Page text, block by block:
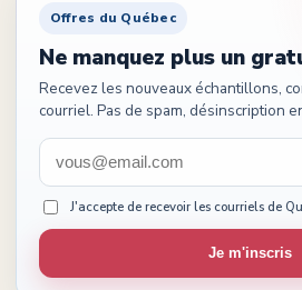
Offres du Québec
Ne manquez plus un
Recevez les nouveaux échantillons,
courriel. Pas de spam, désinscription
J'accepte de recevoir les courriels de
Je m'inscris